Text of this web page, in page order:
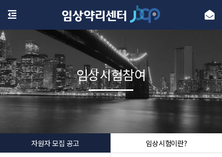
자원자 모집 공고
임상시험이란?
임상시험참여